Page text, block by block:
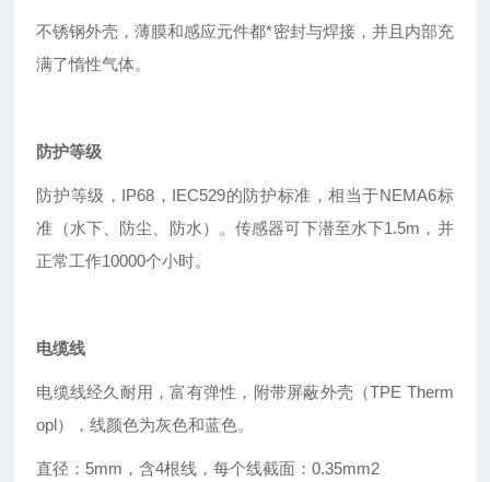
不锈钢外壳，薄膜和感应元件都*密封与焊接，并且内部充
满了惰性气体。
防护等级
防护等级，IP68，IEC529的防护标准，相当于NEMA6标
准（水下、防尘、防水）。传感器可下潜至水下1.5m，并
正常工作10000个小时。
电缆线
电缆线经久耐用，富有弹性，附带屏蔽外壳（TPE Therm
opl），线颜色为灰色和蓝色。
直径：5mm，含4根线，每个线截面：0.35mm2